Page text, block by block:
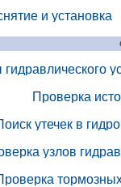
и установка
Проверка
утечек в
узлов